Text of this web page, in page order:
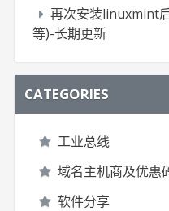
再次安装linuxmint
等)-长期更新
CATEGORIES
工业总线
域名主机商及优惠
软件分享